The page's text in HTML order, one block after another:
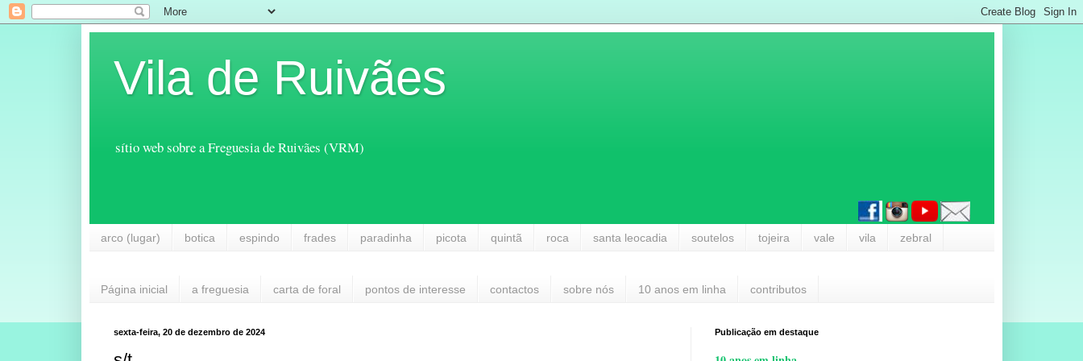
Vila de Ruivães
sítio web sobre a Freguesia de Ruivães (VRM)
arco (lugar) botica espindo frades paradinha picota quintã roca santa leocadia soutelos tojeira vale vila zebral
Página inicial a freguesia carta de foral pontos de interesse contactos sobre nós 10 anos em linha contributos
sexta-feira, 20 de dezembro de 2024 Publicação em destaque